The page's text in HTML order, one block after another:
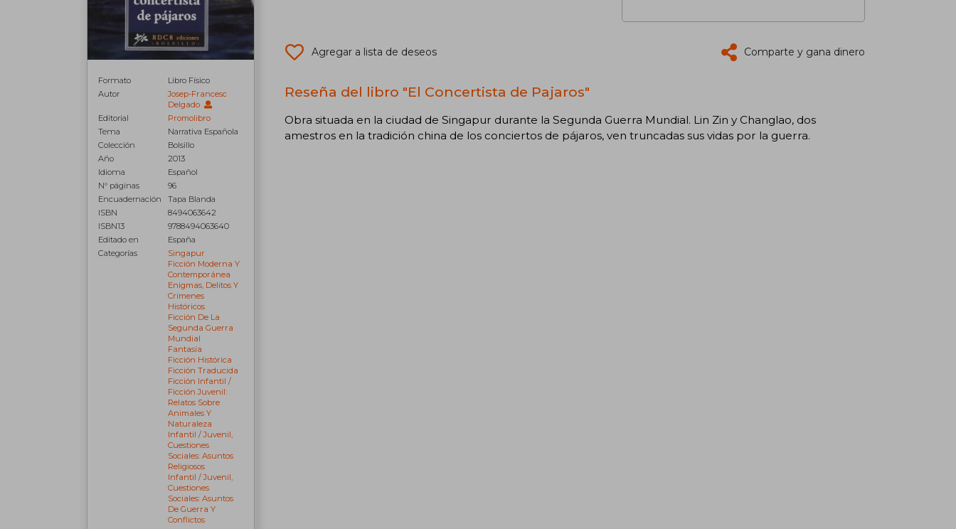
Formato
Libro Físico
Autor
Josep-Francesc
Delgado
Editorial
Promolibro
Tema
Narrativa Española
Colección
Bolsillo
Año
2013
Idioma
Español
N° páginas
96
Encuadernación
Tapa Blanda
ISBN
8494063642
ISBN13
9788494063640
Editado en
España
Categorías
Singapur
Ficción Moderna Y
Contemporánea
Enigmas, Delitos Y
Crímenes
Históricos
Ficción De La
Segunda Guerra
Mundial
Fantasía
Ficción Histórica
Ficción Traducida
Ficción Infantil /
Ficción Juvenil:
Relatos Sobre
Animales Y
Naturaleza
Infantil / Juvenil,
Cuestiones
Sociales: Asuntos
Religiosos
Infantil / Juvenil,
Cuestiones
Sociales: Asuntos
De Guerra Y
Conflictos
Agregar a lista de deseos Comparte y gana dinero
Reseña del libro "El Concertista de Pajaros"
Obra situada en la ciudad de Singapur durante la Segunda Guerra Mundial. Lin Zin y Changlao, dos
amestros en la tradición china de los conciertos de pájaros, ven truncadas sus vidas por la guerra.